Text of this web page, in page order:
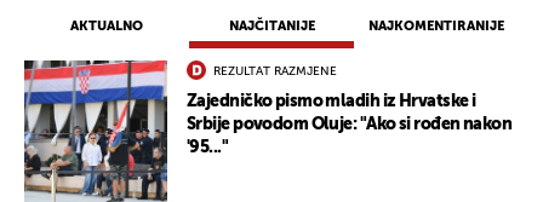
AKTUALNO NAJČITANIJE NAJKOMENTIRANIJE
REZULTAT RAZMJENE
Zajedničko pismo mladih iz Hrvatske i
Srbije povodom Oluje: "Ako si rođen nakon
'95..."